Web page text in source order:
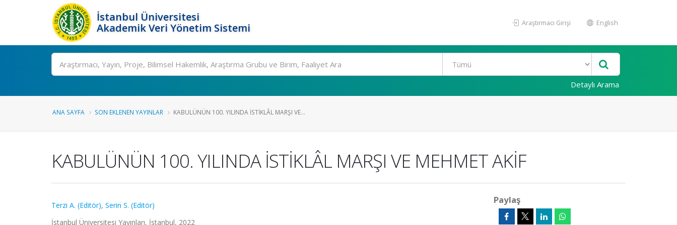
İstanbul Üniversitesi
Akademik Veri Yönetim Sistemi
Araştırmacı Girişi English
Ara
Detaylı Arama
ANA SAYFA SON EKLENEN YAYINLAR KABULÜNÜN 100. YILINDA İSTİKLÂL MARŞI VE...
KABULÜNÜN 100. YILINDA İSTİKLÂL MARŞI VE MEHMET AKİF
Terzi A. (Editör), Serin S. (Editör)
İstanbul Üniversitesi Yayınları, İstanbul, 2022
Paylaş